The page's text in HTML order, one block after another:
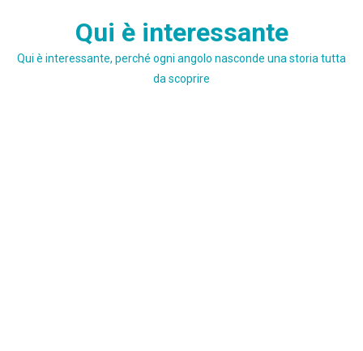
Qui è interessante
Qui è interessante, perché ogni angolo nasconde una storia tutta
da scoprire